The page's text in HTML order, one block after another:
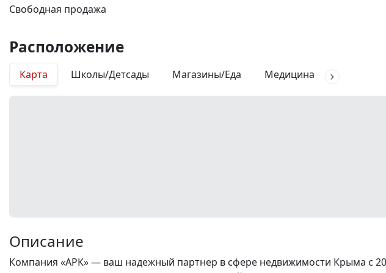
Свободная продажа
Расположение
Карта Школы/Детсады Магазины/Еда Медицина
Описание
Компания «АРК» — ваш надежный партнер в сфере недвижимости Крыма с